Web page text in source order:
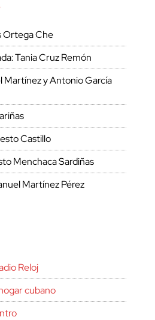
Ortega Che
Tania Cruz Remón
Martínez y Antonio García
Castillo
Menchaca Sardiñas
Martínez Pérez
Reloj
cubano